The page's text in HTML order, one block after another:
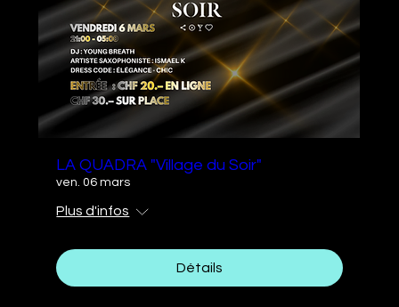
LA QUADRA "Village du Soir"
ven. 06 mars
Plus d'infos
Détails